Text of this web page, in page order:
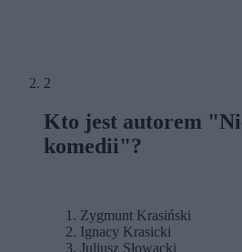
2
Kto jest autorem
komedii"?
Zygmunt Krasiński
Ignacy Krasicki
Juliusz Słowacki